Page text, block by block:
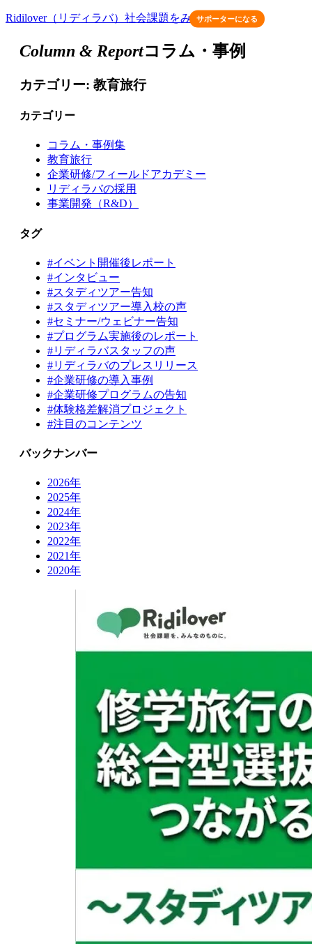
Ridilover（リディラバ）社会課題をみんなのものに
サポーターになる
Column & Reportコラム・事例
カテゴリー: 教育旅行
カテゴリー
コラム・事例集
教育旅行
企業研修/フィールドアカデミー
リディラバの採用
事業開発（R&D）
タグ
#イベント開催後レポート
#インタビュー
#スタディツアー告知
#スタディツアー導入校の声
#セミナー/ウェビナー告知
#プログラム実施後のレポート
#リディラバスタッフの声
#リディラバのプレスリリース
#企業研修の導入事例
#企業研修プログラムの告知
#体験格差解消プロジェクト
#注目のコンテンツ
バックナンバー
2026年
2025年
2024年
2023年
2022年
2021年
2020年